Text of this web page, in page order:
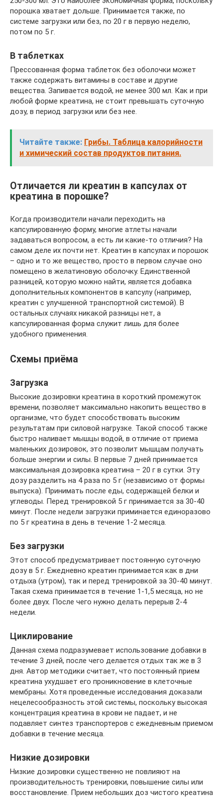
порошка хватает дольше. Принимается также, по
системе загрузки или без, по 20 г в первую неделю,
потом по 5 г.
В таблетках
Прессованная форма таблеток без оболочки может
также содержать витамины в составе и другие
вещества. Запивается водой, не менее 300 мл. Как и при
любой форме креатина, не стоит превышать суточную
дозу, в период загрузки или без нее.
Читайте также: Грибы. Таблица калорийности
и химический состав продуктов питания.
Отличается ли креатин в капсулах от
креатина в порошке?
Когда производители начали переходить на
капсулированную форму, многие атлеты начали
задаваться вопросом, а есть ли какие-то отличия? На
самом деле их почти нет. Креатин в капсулах и порошок
– одно и то же вещество, просто в первом случае оно
помещено в желатиновую оболочку. Единственной
разницей, которую можно найти, является добавка
дополнительных компонентов в капсулу (например,
креатин с улучшенной транспортной системой). В
остальных случаях никакой разницы нет, а
капсулированная форма служит лишь для более
удобного применения.
Схемы приёма
Загрузка
Высокие дозировки креатина в короткий промежуток
времени, позволяет максимально накопить вещество в
организме, что будет способствовать высоким
результатам при силовой нагрузке. Такой способ также
быстро наливает мышцы водой, в отличие от приема
маленьких дозировок, это позволит мышцам получать
больше энергии и силы. В первые 7 дней принимается
максимальная дозировка креатина – 20 г в сутки. Эту
дозу разделить на 4 раза по 5 г (независимо от формы
выпуска). Принимать после еды, содержащей белки и
углеводы. Перед тренировкой 5 г принимается за 30-40
минут. После недели загрузки приминается единоразово
по 5 г креатина в день в течение 1-2 месяца.
Без загрузки
Этот способ предусматривает постоянную суточную
дозу в 5 г. Ежедневно креатин принимается как в дни
отдыха (утром), так и перед тренировкой за 30-40 минут.
Такая схема принимается в течение 1-1,5 месяца, но не
более двух. После чего нужно делать перерыв 2-4
недели.
Циклирование
Данная схема подразумевает использование добавки в
течение 3 дней, после чего делается отдых так же в 3
дня. Автор методики считает, что постоянный прием
креатина ухудшает его проникновение в клеточные
мембраны. Хотя проведенные исследования доказали
нецелесообразность этой системы, поскольку высокая
концентрация креатина в крови не падает, и не
подавляет синтез транспортеров с ежедневным приемом
добавки в течение месяца.
Низкие дозировки
Низкие дозировки существенно не повлияют на
производительность тренировки, повышение силы или
восстановление. Прием небольших доз чистого креатина